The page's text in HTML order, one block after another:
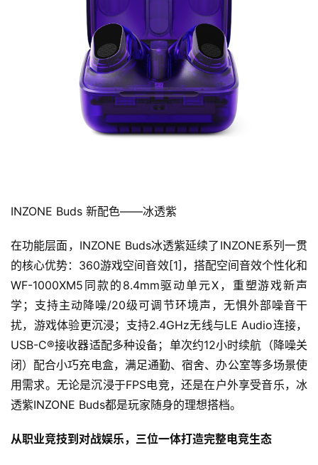
INZONE Buds 新配色——冰透紫
在功能层面，INZONE Buds冰透紫延续了INZONE系列一贯
的核心优势：360游戏空间音效[1]，搭配空间音效个性化和
WF-1000XM5同款的8.4mm驱动单元X，重塑游戏新声
学；支持主动降噪/20级可调节环境声，无惧外部噪音干
扰，游戏体验更沉浸；支持2.4GHz无线与LE Audio连接，
USB-C®接收器适配多种设备；单次约12小时续航（降噪关
闭）配合小巧充电盒，满足通勤、宿舍、办公室等多场景使
用需求。无论是沉浸于FPS电竞，还是在户外享受音乐，冰
透紫INZONE Buds都是玩家随身的理想搭档。
从职业竞技到 对战娱乐，三位一体打造完整电竞生态